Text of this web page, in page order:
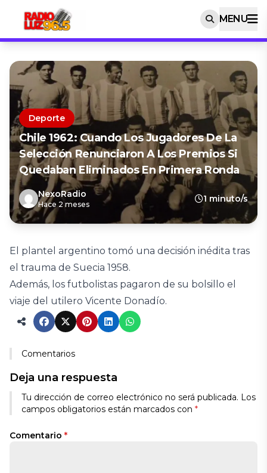
MENU
Deporte
Chile 1962: Cuando Los Jugadores De La
Selección Renunciaron A Los Premios Si
Quedaban Eliminados En Primera Ronda
NexoRadio
Hace 2 meses
1 minuto/s
El plantel argentino tomó una decisión inédita tras
el trauma de Suecia 1958.
Además, los futbolistas pagaron de su bolsillo el
viaje del utilero Vicente Donadío.
Comentarios
Deja una respuesta
Tu dirección de correo electrónico no será publicada. Los
campos obligatorios están marcados con *
Comentario *